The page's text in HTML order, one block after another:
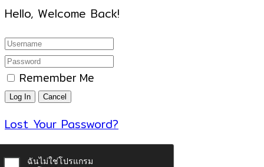
Hello, Welcome Back!
Remember Me
Lost Your Password?